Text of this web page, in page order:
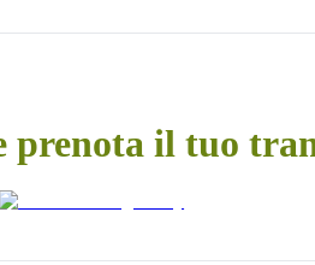
prenota il tuo